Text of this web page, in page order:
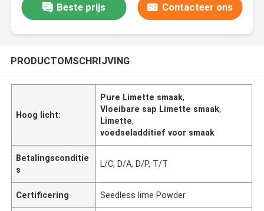
Beste prijs Contacteer ons
PRODUCTOMSCHRIJVING
Hoog licht:
Pure Limette smaak,
Vloeibare sap Limette smaak,
Limette,
voedseladditief voor smaak
Betalingsconditie
s
L/C, D/A, D/P, T/T
Certificering Seedless lime Powder